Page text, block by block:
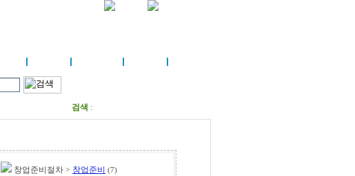
검색 :
창업준비절차 > 창업준비 (7)